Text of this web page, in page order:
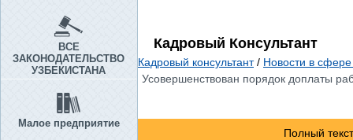
ВСЕ
ЗАКОНОДАТЕЛЬСТВО
УЗБЕКИСТАНА
Малое предприятие
Кадровый Консультант
Кадровый консультант / Новости в сфере
Усовершенствован порядок доплаты
Полный